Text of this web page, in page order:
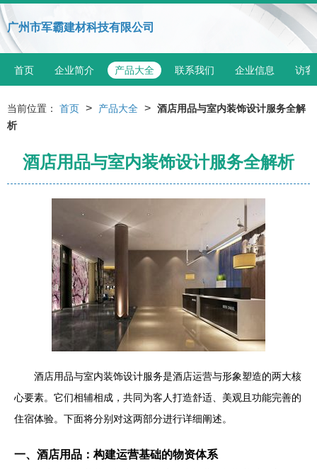
广州市军霸建材科技有限公司
首页 企业简介 产品大全 联系我们 企业信息 访客
当前位置： 首页 > 产品大全 > 酒店用品与室内装饰设计服务全解
析
酒店用品与室内装饰设计服务全解析
酒店用品与室内装饰设计服务是酒店运营与形象塑造的两大核
心要素。它们相辅相成，共同为客人打造舒适、美观且功能完善的
住宿体验。下面将分别对这两部分进行详细阐述。
一、酒店用品：构建运营基础的物资体系